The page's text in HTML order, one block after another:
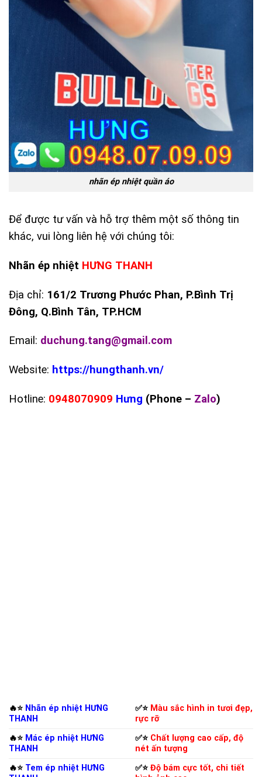
nhãn ép nhiệt quần áo
Để được tư vấn và hỗ trợ thêm một số thông tin
khác, vui lòng liên hệ với chúng tôi:
Nhãn ép nhiệt HƯNG THANH
Địa chỉ: 161/2 Trương Phước Phan, P.Bình Trị
Đông, Q.Bình Tân, TP.HCM
Email: duchung.tang@gmail.com
Website: https://hungthanh.vn/
Hotline: 0948070909 Hưng (Phone – Zalo)
🔥⭐️ Nhãn ép nhiệt HƯNG
THANH
✅⭐️ Màu sắc hình in tươi đẹp,
rực rỡ
🔥⭐️ Mác ép nhiệt HƯNG
THANH
✅⭐️ Chất lượng cao cấp, độ
nét ấn tượng
🔥⭐️ Tem ép nhiệt HƯNG
✅⭐️Độ bám cực tốt, chi tiết